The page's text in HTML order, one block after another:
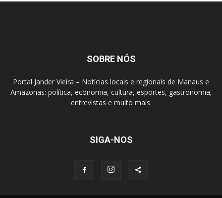
SOBRE NÓS
Portal Jander Vieira – Notícias locais e regionais de Manaus e
Amazonas: política, economia, cultura, esportes, gastronomia,
entrevistas e muito mais.
SIGA-NOS